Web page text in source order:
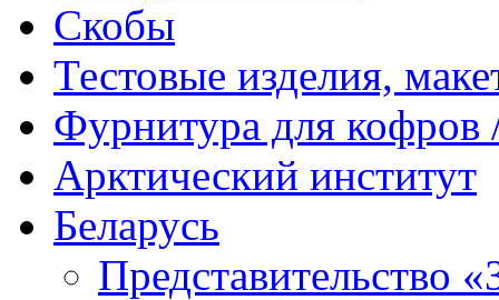
Скобы
Тестовые изделия,
Фурнитура для кофров
Арктический институт
Беларусь
Представительство